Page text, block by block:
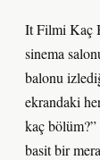
It Filmi Kaç
sinema
balonu
ekrandaki
kaç
basit bir